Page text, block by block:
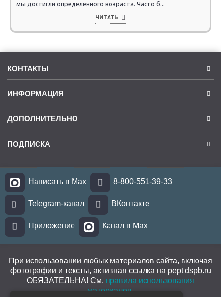
мы достигли определенного возраста. Часто б...
ЧИТАТЬ
КОНТАКТЫ
ИНФОРМАЦИЯ
ДОПОЛНИТЕЛЬНО
ПОДПИСКА
Написать в Max 8-800-551-39-33
Telegram-канал ВКонтакте
Приложение Канал в Max
При использовании любых материалов сайта, включая
фотографии и тексты, активная ссылка на peptidspb.ru
ОБЯЗАТЕЛЬНА! См. правила использования
материалов